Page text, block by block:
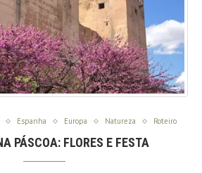
Espanha Europa Natureza Roteiro
PÁSCOA: FLORES E FESTA